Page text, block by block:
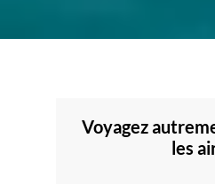
Voyagez
les